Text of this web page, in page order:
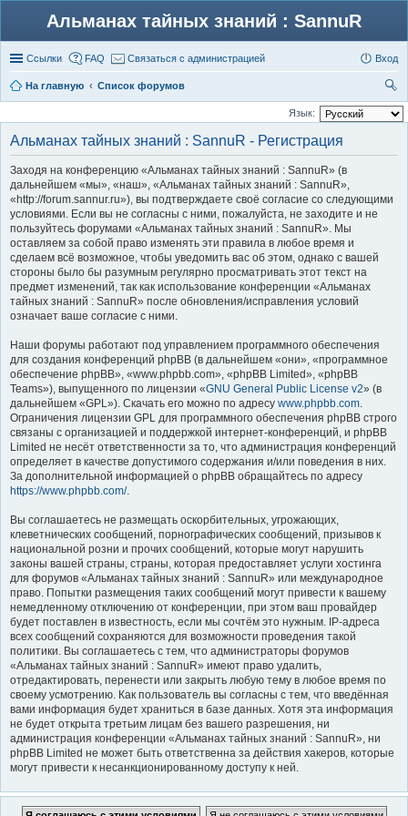
Альманах тайных знаний : SannuR
Ссылки FAQ Связаться с администрацией Вход
На главную
Список форумов
ои
Язык:
Альманах тайных знаний : SannuR - Регистрация
Заходя на конференцию «Альманах тайных знаний : SannuR» (в
дальнейшем «мы», «наш», «Альманах тайных знаний : SannuR»,
«http://forum.sannur.ru»), вы подтверждаете своё согласие со следующими
условиями. Если вы не согласны с ними, пожалуйста, не заходите и не
пользуйтесь форумами «Альманах тайных знаний : SannuR». Мы
оставляем за собой право изменять эти правила в любое время и
сделаем всё возможное, чтобы уведомить вас об этом, однако с вашей
стороны было бы разумным регулярно просматривать этот текст на
предмет изменений, так как использование конференции «Альманах
тайных знаний : SannuR» после обновления/исправления условий
означает ваше согласие с ними.
Наши форумы работают под управлением программного обеспечения
для создания конференций phpBB (в дальнейшем «они», «программное
обеспечение phpBB», «www.phpbb.com», «phpBB Limited», «phpBB
Teams»), выпущенного по лицензии «GNU General Public License v2» (в
дальнейшем «GPL»). Скачать его можно по адресу www.phpbb.com.
Ограничения лицензии GPL для программного обеспечения phpBB строго
связаны с организацией и поддержкой интернет-конференций, и phpBB
Limited не несёт ответственности за то, что администрация конференций
определяет в качестве допустимого содержания и/или поведения в них.
За дополнительной информацией о phpBB обращайтесь по адресу
https://www.phpbb.com/.
Вы соглашаетесь не размещать оскорбительных, угрожающих,
клеветнических сообщений, порнографических сообщений, призывов к
национальной розни и прочих сообщений, которые могут нарушить
законы вашей страны, страны, которая предоставляет услуги хостинга
для форумов «Альманах тайных знаний : SannuR» или международное
право. Попытки размещения таких сообщений могут привести к вашему
немедленному отключению от конференции, при этом ваш провайдер
будет поставлен в известность, если мы сочтём это нужным. IP-адреса
всех сообщений сохраняются для возможности проведения такой
политики. Вы соглашаетесь с тем, что администраторы форумов
«Альманах тайных знаний : SannuR» имеют право удалить,
отредактировать, перенести или закрыть любую тему в любое время по
своему усмотрению. Как пользователь вы согласны с тем, что введённая
вами информация будет храниться в базе данных. Хотя эта информация
не будет открыта третьим лицам без вашего разрешения, ни
администрация конференции «Альманах тайных знаний : SannuR», ни
phpBB Limited не может быть ответственна за действия хакеров, которые
могут привести к несанкционированному доступу к ней.